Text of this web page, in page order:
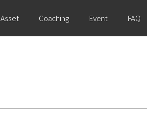
Asset Coaching Event FAQ